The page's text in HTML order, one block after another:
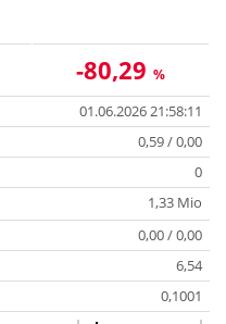
-80,29 %
01.06.2026 21:58:11
0,59 / 0,00
0
1,33 Mio
0,00 / 0,00
6,54
0,1001